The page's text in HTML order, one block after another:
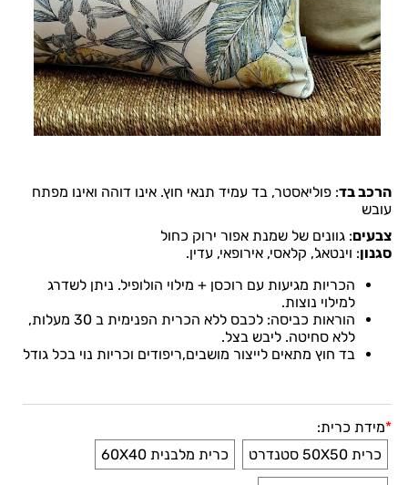
הרכב בד: פוליאסטר, בד עמיד תנאי חוץ. אינו דוהה ואינו מפתח
עובש
צבעים: גוונים של שמנת אפור ירוק כחול
סגנון: וינטאג', קלאסי, אירופאי, עדין.
הכריות מגיעות עם רוכסן + מילוי הולופיל. ניתן לשדרג
למילוי נוצות.
הוראות כביסה: לכבס ללא הכרית הפנימית ב 30 מעלות,
ללא סחיטה. ליבש בצל.
בד חוץ מתאים לייצור מושבים,ריפודים וכריות נוי בכל גודל
*מידת כרית:
כרית 50X50 סטנדרט
כרית מלבנית 60X40